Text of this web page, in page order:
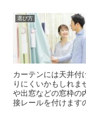
選び方
カーテンには天井付
りにくいかもしれま
や出窓などの窓枠の
接レールを付けます